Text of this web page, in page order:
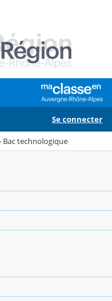
Se connecter
Bac technologique